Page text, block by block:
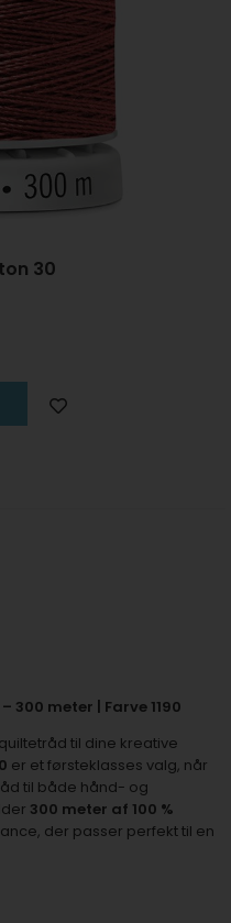
30
meter | Farve 1190
til dine kreative
er et førsteklasses valg, når
til både hånd- og
300 meter af 100 %
der passer perfekt til en